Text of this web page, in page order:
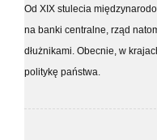
Od XIX stulecia
na banki centralne, rząd
dłużnikami. Obecnie, w
politykę państwa.